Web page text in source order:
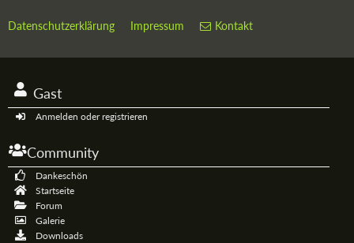
Datenschutzerklärung Impressum Kontakt
Gast
Anmelden oder registrieren
Community
Dankeschön
Startseite
Forum
Galerie
Downloads